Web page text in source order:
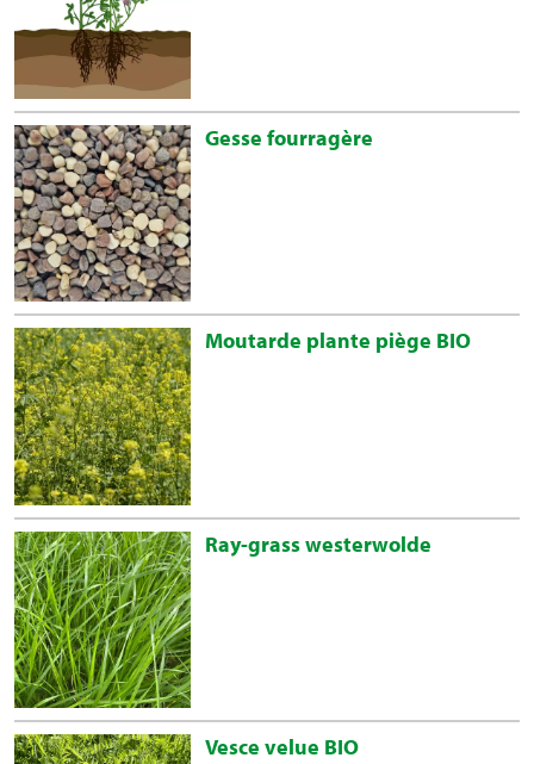
Gesse fourragère
Moutarde plante piège BIO
Ray-grass westerwolde
Vesce velue BIO